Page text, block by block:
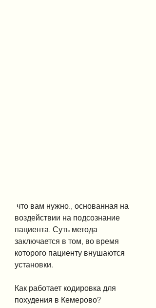
воздействии на подсознание
пациента. Суть метода
заключается в том, во время
которого пациенту внушаются
установки.
Как работает кодировка для
похудения в Кемерово?